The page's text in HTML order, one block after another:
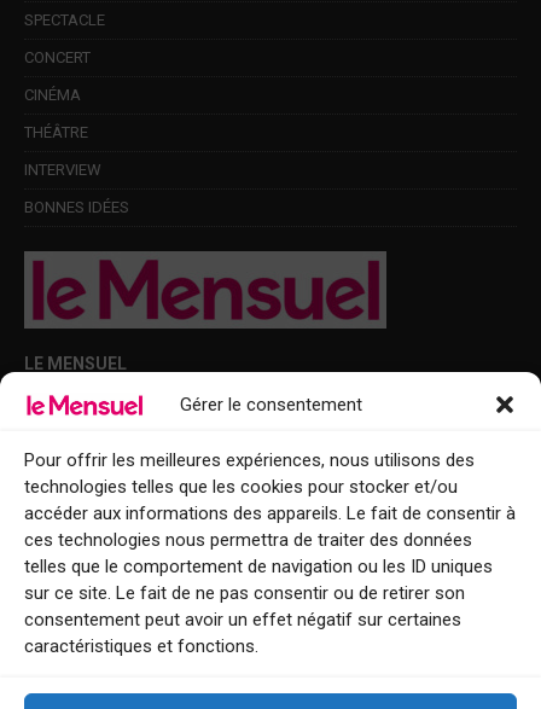
Gérer le consentement
Pour offrir les meilleures expériences, nous utilisons des
technologies telles que les cookies pour stocker et/ou
accéder aux informations des appareils. Le fait de consentir à
ces technologies nous permettra de traiter des données
telles que le comportement de navigation ou les ID uniques
sur ce site. Le fait de ne pas consentir ou de retirer son
consentement peut avoir un effet négatif sur certaines
caractéristiques et fonctions.
SPECTACLE
CONCERT
CINÉMA
THÉÂTRE
INTERVIEW
BONNES IDÉES
LE MENSUEL
Points de diffusion Var et Alpes-Maritimes : oû trouver Le Mensuel ?
Le Mensuel en PDF : consultez le magazine en ligne
Qui sommes-nous ?
BFM Top Sorties
EVENT
Tourisme week-end : envie de vous évader le temps d’un week-end ou
Explorez nos bonnes adresses